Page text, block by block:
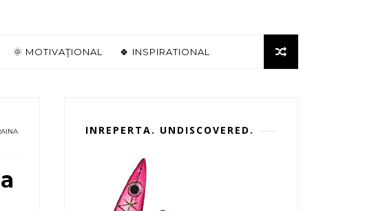
🌞 MOTIVAŢIONAL 🍀 INSPIRATIONAL
INREPERTA. UNDISCOVERED.